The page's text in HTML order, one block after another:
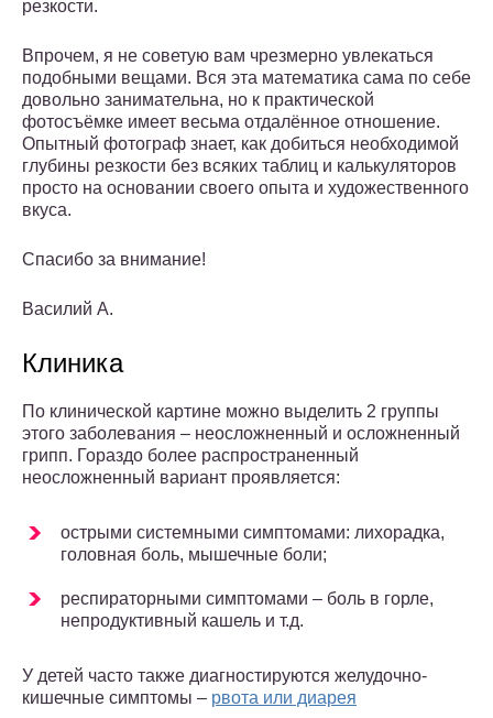
резкости.
Впрочем, я не советую вам чрезмерно увлекаться
подобными вещами. Вся эта математика сама по себе
довольно занимательна, но к практической
фотосъёмке имеет весьма отдалённое отношение.
Опытный фотограф знает, как добиться необходимой
глубины резкости без всяких таблиц и калькуляторов
просто на основании своего опыта и художественного
вкуса.
Спасибо за внимание!
Василий А.
Клиника
По клинической картине можно выделить 2 группы
этого заболевания – неосложненный и осложненный
грипп. Гораздо более распространенный
неосложненный вариант проявляется:
острыми системными симптомами: лихорадка,
головная боль, мышечные боли;
респираторными симптомами – боль в горле,
непродуктивный кашель и т.д.
У детей часто также диагностируются желудочно-
кишечные симптомы – рвота или диарея